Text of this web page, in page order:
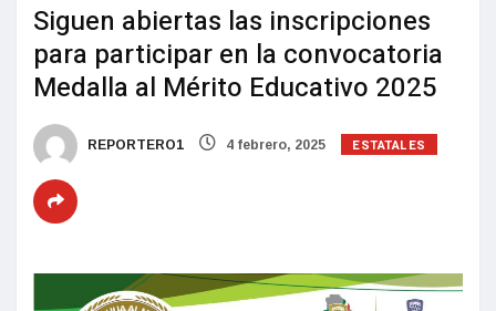
Siguen abiertas las inscripciones
para participar en la convocatoria
Medalla al Mérito Educativo 2025
REPORTERO1 4 febrero, 2025 ESTATALES